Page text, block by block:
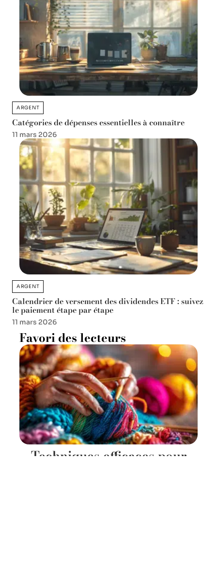
ARGENT
Catégories de dépenses essentielles à connaître
11 mars 2026
ARGENT
Calendrier de versement des dividendes ETF : suivez
le paiement étape par étape
11 mars 2026
Favori des lecteurs
Techniques efficaces pour